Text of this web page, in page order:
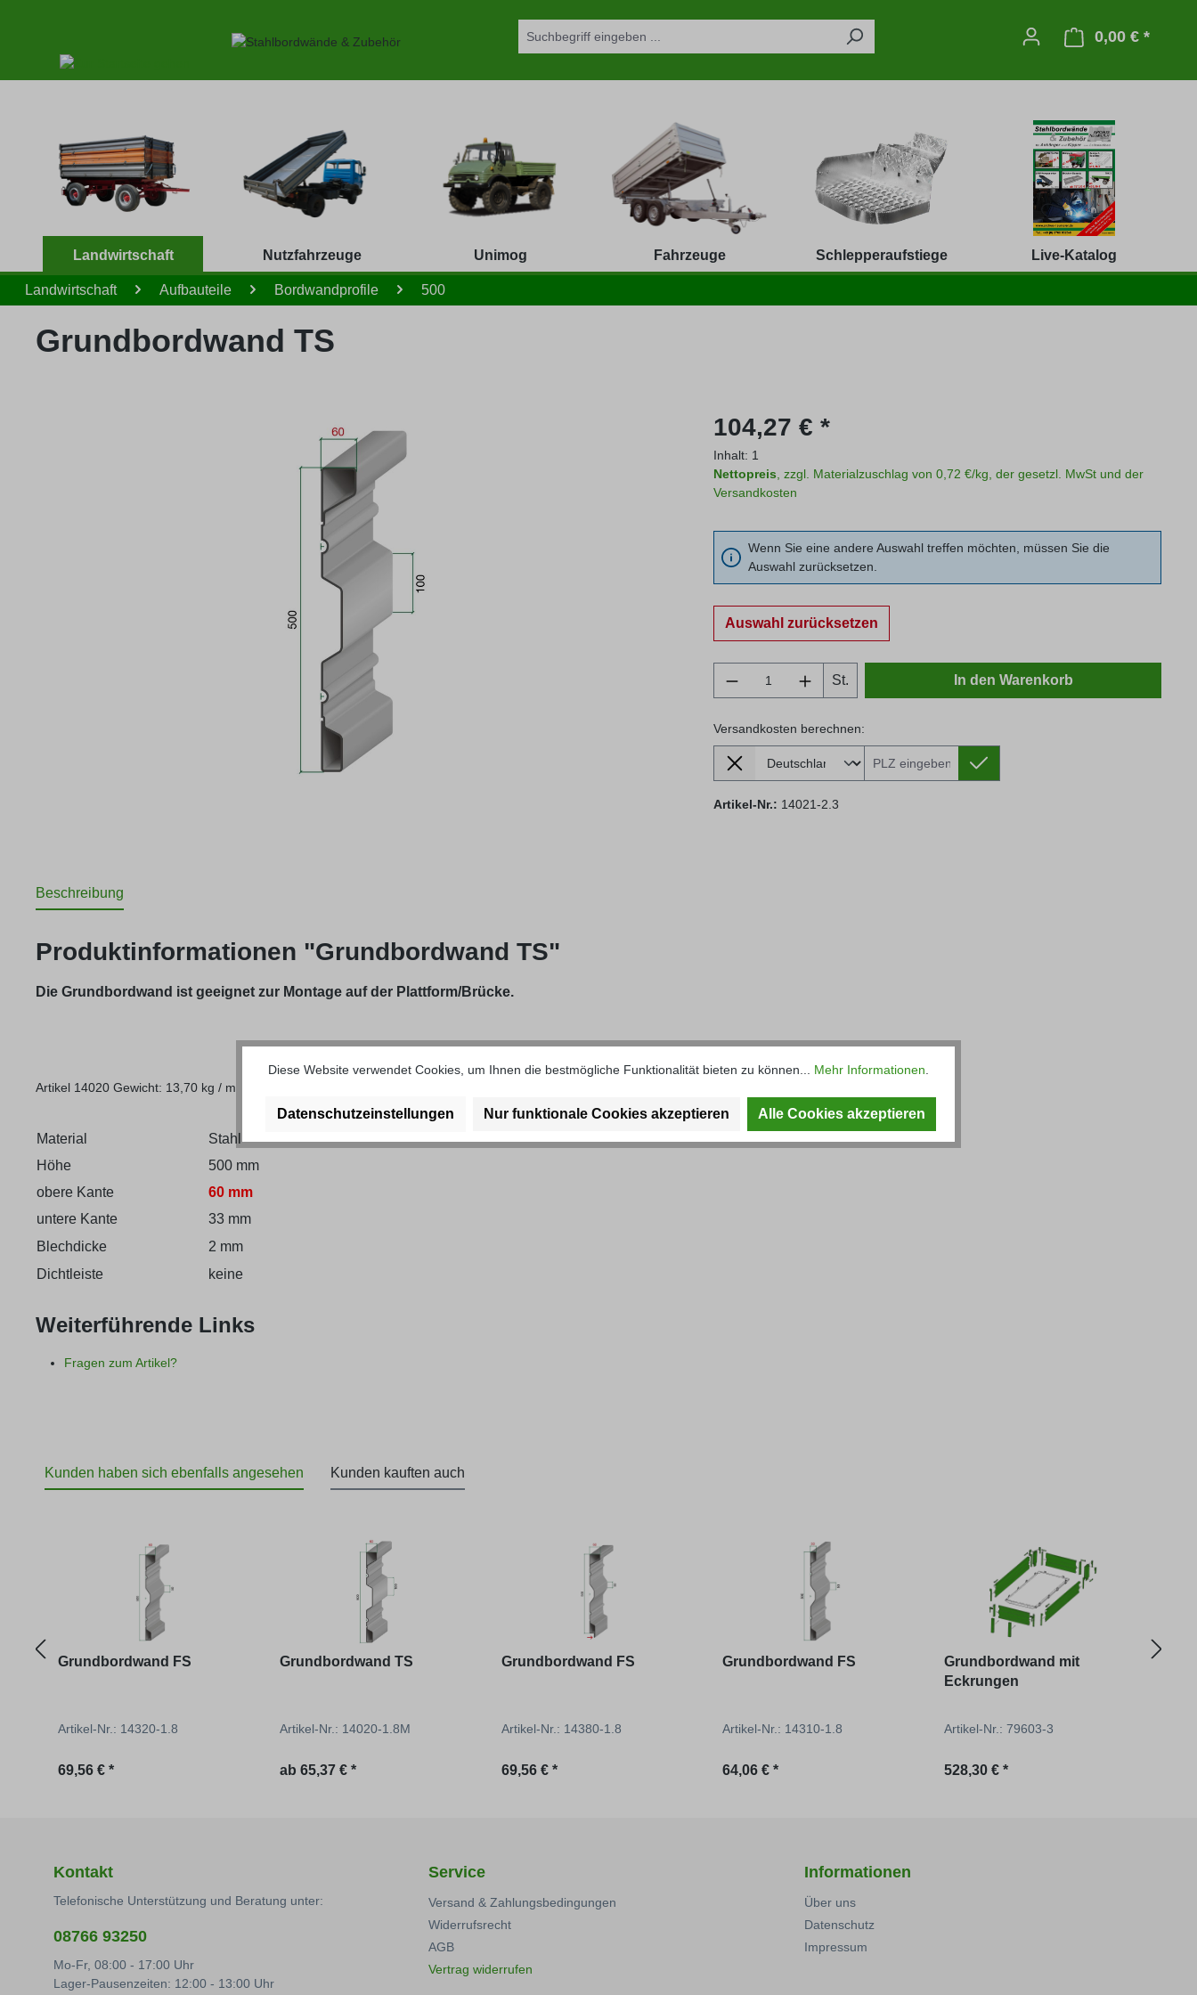
0,00 € *
Landwirtschaft Nutzfahrzeuge Unimog Fahrzeuge Schlepperaufstiege Live-Katalog
Landwirtschaft Aufbauteile Bordwandprofile 500
Grundbordwand TS
Regulärer Preis:
104,27 € *
Inhalt: 1
Nettopreis , zzgl. Materialzuschlag von 0,72 €/kg, der gesetzl. MwSt und der
Versandkosten
Wenn Sie eine andere Auswahl treffen möchten, müssen Sie die
Auswahl zurücksetzen.
Auswahl zurücksetzen
Produkt Anzahl: Gib den gewünschten Wert ein
St. In den Warenkorb
Versandkosten berechnen:
Lieferland
Versandkosten berechnen:
Artikel-Nr.: 14021-2.3
Beschreibung
Produktinformationen "Grundbordwand TS"
Die Grundbordwand ist geeignet zur Montage auf der Plattform/Brücke.
Artikel 14020 Gewicht: 13,70 kg / m
Material
Stahl
Höhe
500 mm
obere Kante
60 mm
untere Kante
33 mm
Blechdicke
2 mm
Dichtleiste
keine
Weiterführende Links
Fragen zum Artikel?
Kunden haben sich ebenfalls angesehen Kunden kauften auch
Grundbordwand FS
Artikel-Nr.: 14320-1.8
Regulärer Preis:
69,56 € *
Grundbordwand TS
Artikel-Nr.: 14020-1.8M
Regulärer Preis:
ab 65,37 € *
Grundbordwand FS
Artikel-Nr.: 14380-1.8
Regulärer Preis:
69,56 € *
Grundbordwand FS
Artikel-Nr.: 14310-1.8
Regulärer Preis:
64,06 € *
Grundbordwand mit
Eckrungen
Artikel-Nr.: 79603-3
Regulärer Preis:
528,30 € *
Kontakt
Telefonische Unterstützung und Beratung unter:
08766 93250
Mo-Fr, 08:00 - 17:00 Uhr
Lager-Pausenzeiten: 12:00 - 13:00 Uhr
Service
Versand & Zahlungsbedingungen
Widerrufsrecht
AGB
Vertrag widerrufen
Informationen
Über uns
Datenschutz
Impressum
Diese Website verwendet Cookies, um Ihnen die bestmögliche Funktionalität bieten zu können... Mehr Informationen
Datenschutzeinstellungen Nur funktionale Cookies akzeptieren Alle Cookies akzeptieren